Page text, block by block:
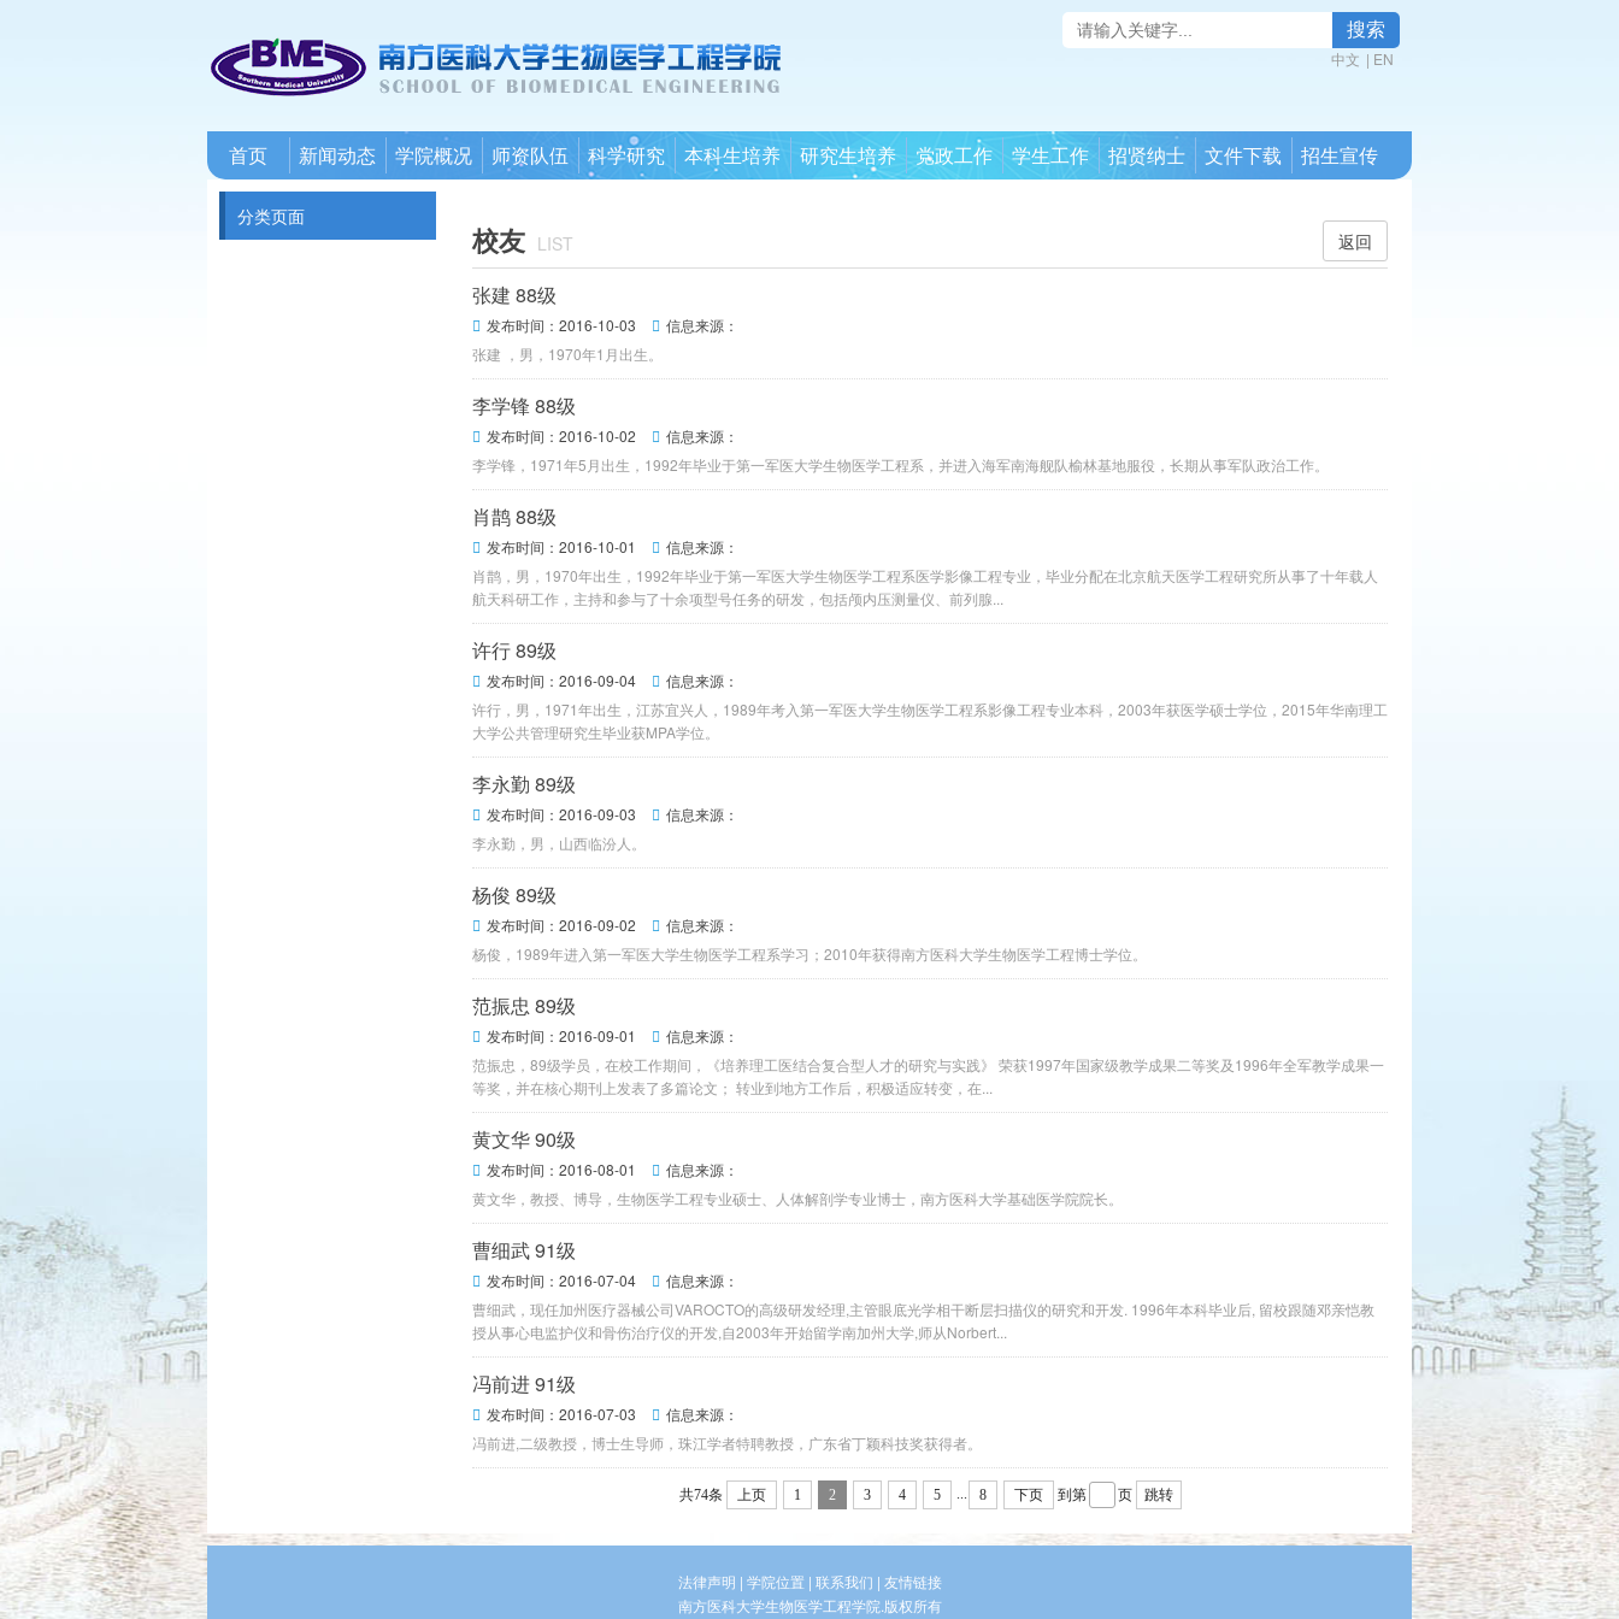
搜索
中文 | EN
首页 新闻动态 学院概况 师资队伍 科学研究 本科生培养 研究生培养 党政工作 学生工作 招贤纳士 文件下载 招生宣传
分类页面
校友 LIST 返回
张建 88级
 发布时间：2016-10-03  信息来源：
张建 ，男，1970年1月出生。
李学锋 88级
 发布时间：2016-10-02  信息来源：
李学锋，1971年5月出生，1992年毕业于第一军医大学生物医学工程系，并进入海军南海舰队榆林基地服役，长期从事军队政治工作。
肖鹊 88级
 发布时间：2016-10-01  信息来源：
肖鹊，男，1970年出生，1992年毕业于第一军医大学生物医学工程系医学影像工程专业，毕业分配在北京航天医学工程研究所从事了十年载人
航天科研工作，主持和参与了十余项型号任务的研发，包括颅内压测量仪、前列腺...
许行 89级
 发布时间：2016-09-04  信息来源：
许行，男，1971年出生，江苏宜兴人，1989年考入第一军医大学生物医学工程系影像工程专业本科，2003年获医学硕士学位，2015年华南理工
大学公共管理研究生毕业获MPA学位。
李永勤 89级
 发布时间：2016-09-03  信息来源：
李永勤，男，山西临汾人。
杨俊 89级
 发布时间：2016-09-02  信息来源：
杨俊，1989年进入第一军医大学生物医学工程系学习；2010年获得南方医科大学生物医学工程博士学位。
范振忠 89级
 发布时间：2016-09-01  信息来源：
范振忠，89级学员，在校工作期间，《培养理工医结合复合型人才的研究与实践》 荣获1997年国家级教学成果二等奖及1996年全军教学成果一
等奖，并在核心期刊上发表了多篇论文； 转业到地方工作后，积极适应转变，在...
黄文华 90级
 发布时间：2016-08-01  信息来源：
黄文华，教授、博导，生物医学工程专业硕士、人体解剖学专业博士，南方医科大学基础医学院院长。
曹细武 91级
 发布时间：2016-07-04  信息来源：
曹细武，现任加州医疗器械公司VAROCTO的高级研发经理,主管眼底光学相干断层扫描仪的研究和开发. 1996年本科毕业后, 留校跟随邓亲恺教
授从事心电监护仪和骨伤治疗仪的开发,自2003年开始留学南加州大学,师从Norbert...
冯前进 91级
 发布时间：2016-07-03  信息来源：
冯前进,二级教授，博士生导师，珠江学者特聘教授，广东省丁颖科技奖获得者。
共74条 上页 1 2 3 4 5 8 下页 到第 页 跳转
法律声明 | 学院位置 | 联系我们 | 友情链接
南方医科大学生物医学工程学院.版权所有